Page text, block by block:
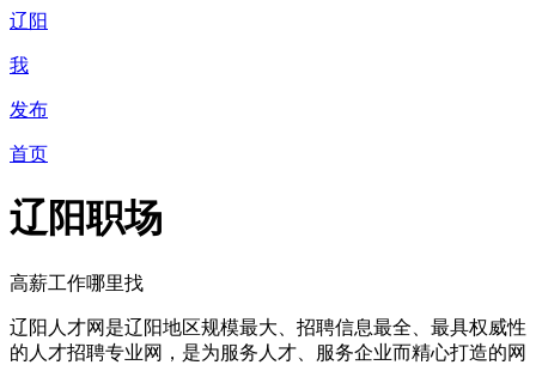
辽阳
我
发布
首页
辽阳职场
高薪工作哪里找
辽阳人才网是辽阳地区规模最大、招聘信息最全、最具权威性
的人才招聘专业网，是为服务人才、服务企业而精心打造的网